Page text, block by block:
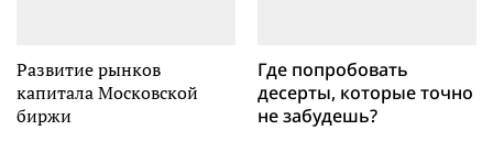
Развитие рынков
капитала Московской
биржи
Где попробовать
десерты, которые точно
не забудешь?